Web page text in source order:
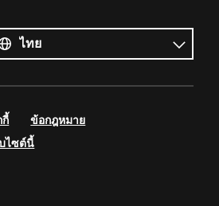
หมด
ษา
กี้
ข้อกฎหมาย
ไซต์นี้